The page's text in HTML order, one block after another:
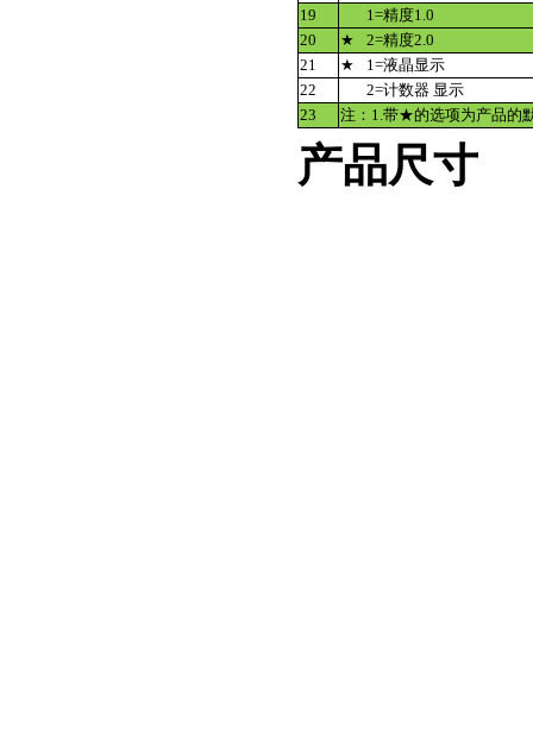
19
1=精度1.0
20
★
2=精度2.0
21
★
1=液晶显示
22
2=计数器 显示
23
注：1.带★的选项为产品的
产品尺寸